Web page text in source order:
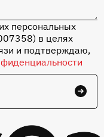
персональных
в целях
и подтверждаю,